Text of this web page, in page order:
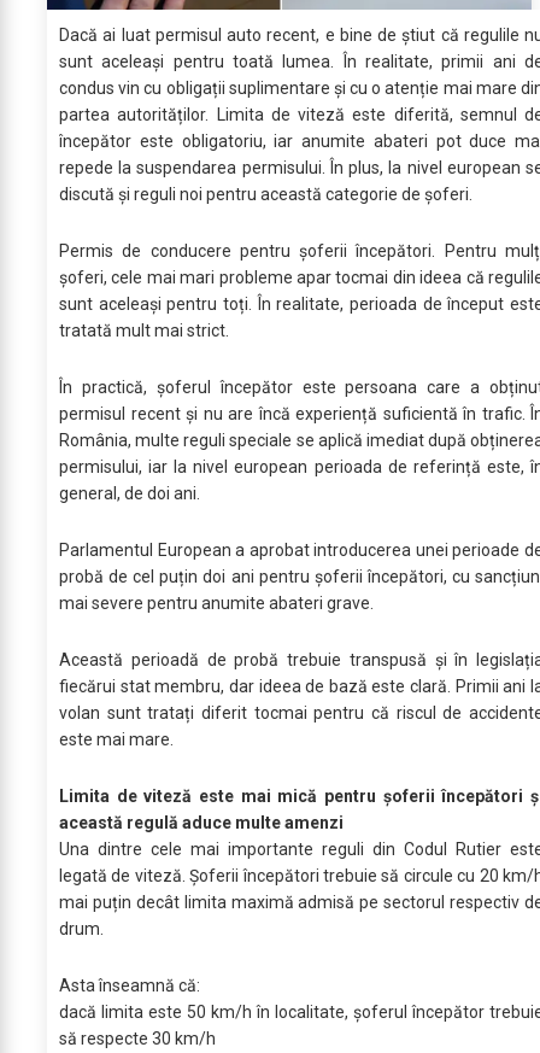
Dacă ai luat permisul auto recent, e bine de știut că regulile
sunt aceleași pentru toată lumea. În realitate, primii ani
condus vin cu obligații suplimentare și cu o atenție mai mare
partea autorităților. Limita de viteză este diferită, semnul
începător este obligatoriu, iar anumite abateri pot duce
repede la suspendarea permisului. În plus, la nivel european
discută și reguli noi pentru această categorie de șoferi.
Permis de conducere pentru șoferii începători. Pentru
șoferi, cele mai mari probleme apar tocmai din ideea că
sunt aceleași pentru toți. În realitate, perioada de început
tratată mult mai strict.
În practică, șoferul începător este persoana care a
permisul recent și nu are încă experiență suficientă în trafic.
România, multe reguli speciale se aplică imediat după
permisului, iar la nivel european perioada de referință este,
general, de doi ani.
Parlamentul European a aprobat introducerea unei perioade
probă de cel puțin doi ani pentru șoferii începători, cu
mai severe pentru anumite abateri grave.
Această perioadă de probă trebuie transpusă și în
fiecărui stat membru, dar ideea de bază este clară. Primii ani
volan sunt tratați diferit tocmai pentru că riscul de
este mai mare.
Limita de viteză este mai mică pentru șoferii începători
această regulă aduce multe amenzi
Una dintre cele mai importante reguli din Codul Rutier
legată de viteză. Șoferii începători trebuie să circule cu 20 km/
mai puțin decât limita maximă admisă pe sectorul respectiv
drum.
Asta înseamnă că:
dacă limita este 50 km/h în localitate, șoferul începător
să respecte 30 km/h